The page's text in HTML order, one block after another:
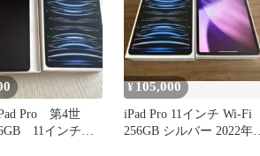
Pro 第4世
11インチ
¥ 105,000
iPad Pro 11インチ Wi-Fi
256GB シルバー 2022年モ